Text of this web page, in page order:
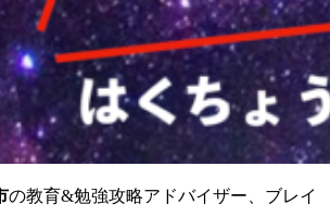
の教育&勉強攻略アドバイザー、ブレイ